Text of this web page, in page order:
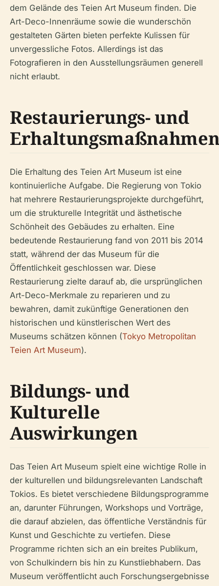
dem Gelände des Teien Art Museum finden. Die
Art-Deco-Innenräume sowie die wunderschön
gestalteten Gärten bieten perfekte Kulissen für
unvergessliche Fotos. Allerdings ist das
Fotografieren in den Ausstellungsräumen generell
nicht erlaubt.
Restaurierungs- und
Die Erhaltung des Teien Art Museum ist eine
kontinuierliche Aufgabe. Die Regierung von Tokio
hat mehrere Restaurierungsprojekte durchgeführt,
um die strukturelle Integrität und ästhetische
Schönheit des Gebäudes zu erhalten. Eine
bedeutende Restaurierung fand von 2011 bis 2014
statt, während der das Museum für die
Öffentlichkeit geschlossen war. Diese
Restaurierung zielte darauf ab, die ursprünglichen
Art-Deco-Merkmale zu reparieren und zu
bewahren, damit zukünftige Generationen den
historischen und künstlerischen Wert des
Museums schätzen können (Tokyo Metropolitan
Teien Art Museum).
Bildungs- und
Kulturelle
Auswirkungen
Das Teien Art Museum spielt eine wichtige Rolle in
der kulturellen und bildungsrelevanten Landschaft
Tokios. Es bietet verschiedene Bildungsprogramme
an, darunter Führungen, Workshops und Vorträge,
die darauf abzielen, das öffentliche Verständnis für
Kunst und Geschichte zu vertiefen. Diese
Programme richten sich an ein breites Publikum,
von Schulkindern bis hin zu Kunstliebhabern. Das
Museum veröffentlicht auch Forschungsergebnisse